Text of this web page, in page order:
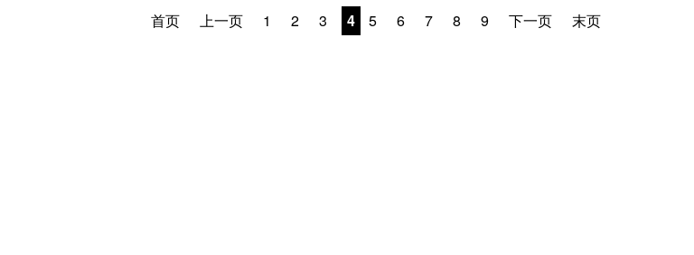
首页 上一页 1 2 3 4 5 6 7 8 9 下一页 末页